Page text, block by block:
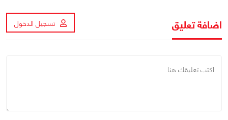
اضافة تعليق تسجيل الدخول